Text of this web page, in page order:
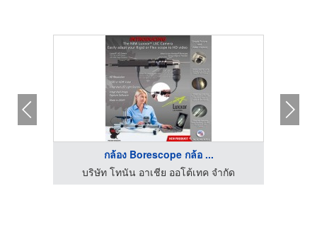
กล้อง Borescope กล้อ ...
บริษัท โทนัน อาเชีย ออโต้เทค จำกัด